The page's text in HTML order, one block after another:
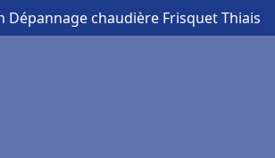
Dépannage chaudière Frisquet Thiais